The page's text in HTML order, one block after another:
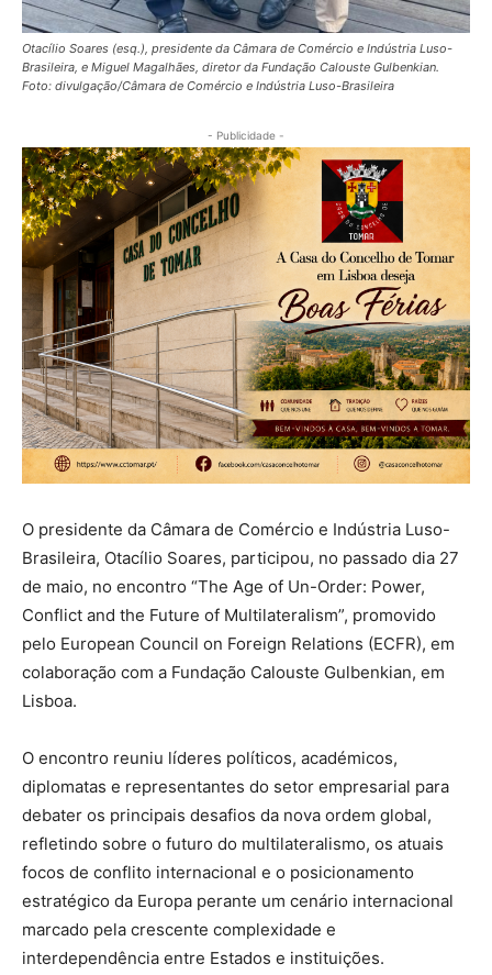
Otacílio Soares (esq.), presidente da Câmara de Comércio e Indústria Luso-
Brasileira, e Miguel Magalhães, diretor da Fundação Calouste Gulbenkian.
Foto: divulgação/Câmara de Comércio e Indústria Luso-Brasileira
- Publicidade -
O presidente da Câmara de Comércio e Indústria Luso-
Brasileira, Otacílio Soares, participou, no passado dia 27
de maio, no encontro “The Age of Un-Order: Power,
Conflict and the Future of Multilateralism”, promovido
pelo European Council on Foreign Relations (ECFR), em
colaboração com a Fundação Calouste Gulbenkian, em
Lisboa.
O encontro reuniu líderes políticos, académicos,
diplomatas e representantes do setor empresarial para
debater os principais desafios da nova ordem global,
refletindo sobre o futuro do multilateralismo, os atuais
focos de conflito internacional e o posicionamento
estratégico da Europa perante um cenário internacional
marcado pela crescente complexidade e
interdependência entre Estados e instituições.